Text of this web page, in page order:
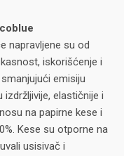
napravljene su od
iskorišćenje i
emisiju
elastičnije i
na papirne kese i
Kese su otporne na
usisivač i